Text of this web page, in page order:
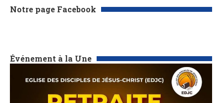
Notre page Facebook
Événement à la Une